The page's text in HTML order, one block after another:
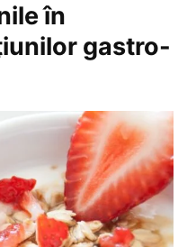
în
gastro-